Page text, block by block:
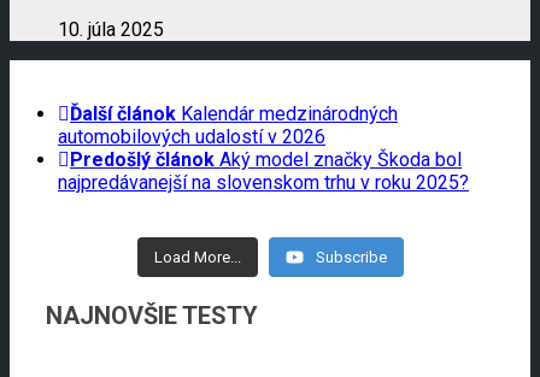
10. júla 2025
Ďalší článok Kalendár medzinárodných
automobilových udalostí v 2026
Predošlý článok Aký model značky Škoda bol
najpredávanejší na slovenskom trhu v roku 2025?
Load More... Subscribe
NAJNOVŠIE TESTY